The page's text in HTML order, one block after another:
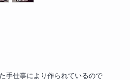
手仕事により作られているので